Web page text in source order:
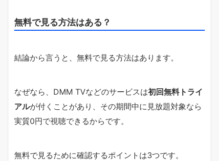
無料で見る方法はある？
結論から言うと、無料で見る方法はあります。
なぜなら、DMM TVなどのサービスは初回無料トライ
アルが付くことがあり、その期間中に見放題対象なら
実質0円で視聴できるからです。
無料で見るために確認するポイントは3つです。